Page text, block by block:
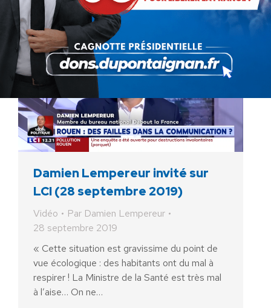
Damien Lempereur invité sur
LCI (28 septembre 2019)
Vidéo Par Damien Lempereur
28 septembre 2019
« Cette situation est gravissime du point de
vue écologique : des habitants ont du mal à
respirer ! La Ministre de la Santé est très mal
à l’aise… On ne…